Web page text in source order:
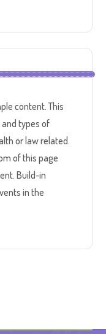
content. This
types of
or law related.
of this page
Build-in
in the